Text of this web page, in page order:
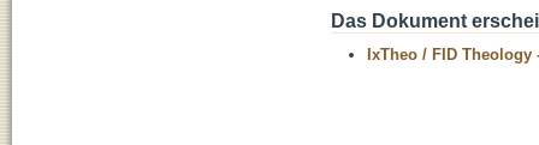
Das Dokument
IxTheo / FID Theology